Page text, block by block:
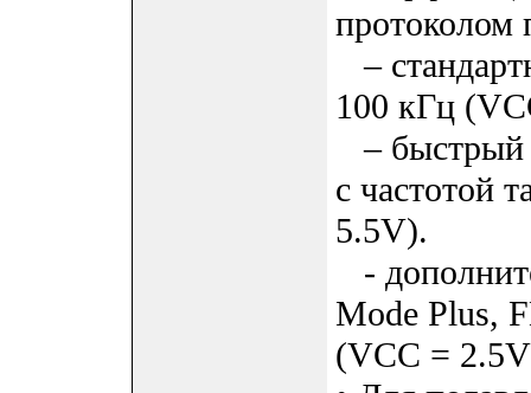
протоколом
–
100 кГц
– быстрый
с частотой
5.5V).
-
Mode Plus,
(VCC =